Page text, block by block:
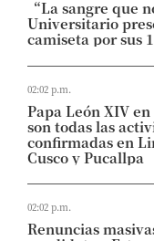
“La sangre que
Universitario
camiseta por sus
02:02 p.m.
Papa León XIV
son todas las
confirmadas en
Cusco y Pucallpa
02:02 p.m.
Renuncias